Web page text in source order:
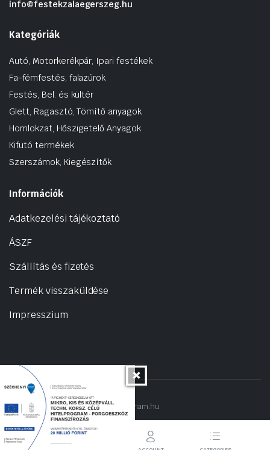
info@festekzalaegerszeg.hu
Kategóriák
Autó, Motorkerékpár, Ipari festékek
Fa-fémfestés, falazúrok
Festés, Bel. és kültér
Glett, Ragasztó, Tömítő anyagok
Homlokzat, Hőszigetelő Anyagok
Kifutó termékek
Szerszámok, Kiegészítők
Információk
Adatkezelési tájékoztató
ÁSZF
Szállítás és fizetés
Termék visszaküldése
Impresszium
Copyright 2022 © hogyantalaljanakram.hu